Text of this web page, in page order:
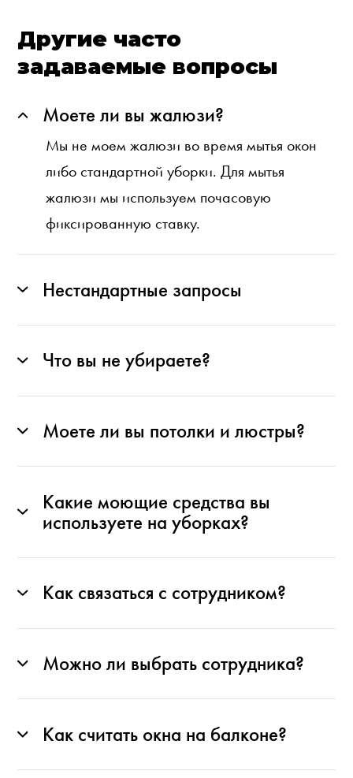
Другие часто
задаваемые вопросы
Моете ли вы жалюзи?
Мы не моем жалюзи во время мытья окон
либо стандартной уборки. Для мытья
жалюзи мы используем почасовую
фиксированную ставку.
Нестандартные запросы
Что вы не убираете?
Моете ли вы потолки и люстры?
Какие моющие средства вы
используете на уборках?
Как связаться с сотрудником?
Можно ли выбрать сотрудника?
Как считать окна на балконе?